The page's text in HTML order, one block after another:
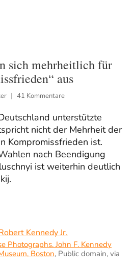
sich mehrheitlich für
aus
41 Kommentare
unterstützte
nicht der Mehrheit der
Kompromissfrieden ist.
nach Beendigung
ist weiterhin deutlich
Photographs. John F. Kennedy
Boston, Public domain, via